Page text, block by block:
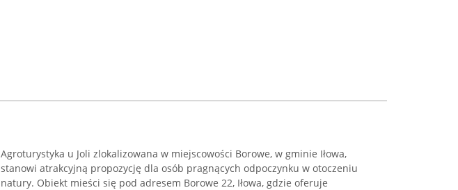
Agroturystyka u Joli zlokalizowana w miejscowości Borowe, w gminie Iłowa,
stanowi atrakcyjną propozycję dla osób pragnących odpoczynku w otoczeniu
natury. Obiekt mieści się pod adresem Borowe 22, Iłowa, gdzie oferuje